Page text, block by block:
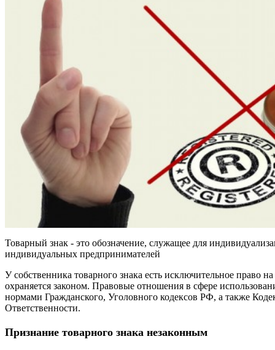
Товарный знак - это обозначение, служащее для
индивидуальных предпринимателей
У собственника товарного знака есть исключительное право
охраняется законом. Правовые отношения в сфере
нормами Гражданского, Уголовного кодексов РФ, а также
Ответственности.
Признание товарного знака незаконным